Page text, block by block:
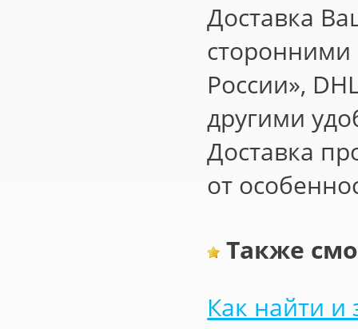
Доставка
сторонними
России»,
другими
Доставка
от
Также
Как найти и